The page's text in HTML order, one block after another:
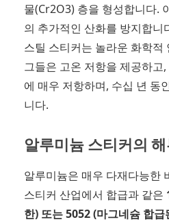
물(Cr2O3) 층을 형성합니다.
의 추가적인 산화를 방지합니
스틸 스티커는 놀라운 화학적
그들은 고온 저항을 제공하고
에 매우 저항하며, 수십 년 동
니다.
알루미늄 스티커의
알루미늄은 매우 다재다능한
스티커 산업에서 합급과 같은
한) 또는 5052 (마그네슘 합급